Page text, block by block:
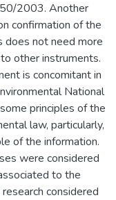
2003. Another
confirmation of the
does not need more
other instruments.
is concomitant in
National
principles of the
law, particularly,
of the information.
were considered
to the
considered